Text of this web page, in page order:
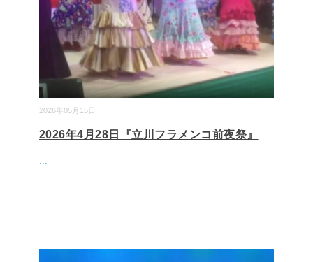
2026年05月15日
2026年4月28日『立川フラメンコ前夜祭』
...